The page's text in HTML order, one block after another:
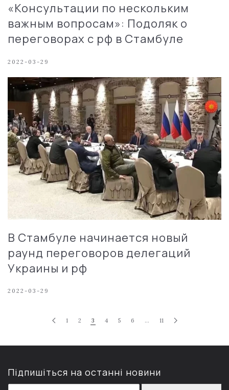
«Консультации по нескольким
важным вопросам»: Подоляк о
переговорах с рф в Стамбуле
2022-03-29
В Стамбуле начинается новый
раунд переговоров делегаций
Украины и рф
2022-03-29
1 2 3 4 5 6 … 11
Підпишіться на останні новини